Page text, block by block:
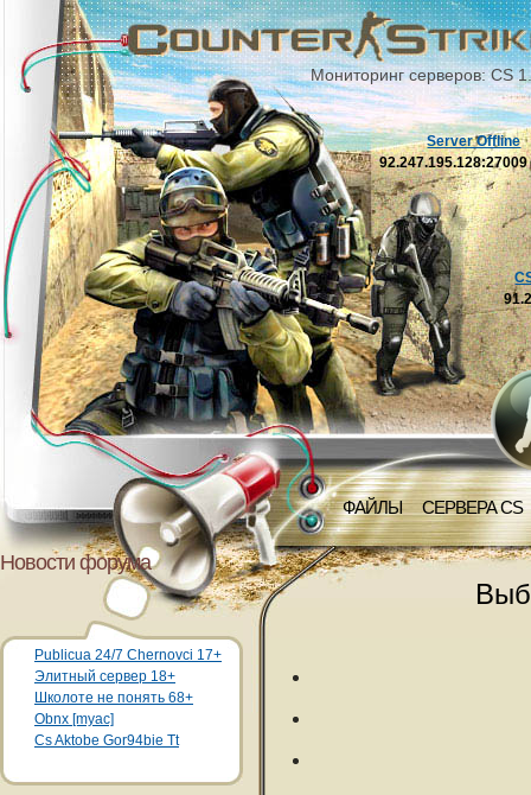
Мониторинг серверов: CS
ФАЙЛЫ СЕРВЕРА CS
Server Offline
92.247.195.128:27009
Новости форума
Publicua 24/7 Chernovci 17+
Элитный сервер 18+
Школоте не понять 68+
Obnx [myac]
Cs Aktobe Gor94bie Tt